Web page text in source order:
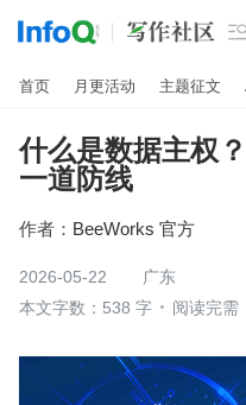
首页 月更活动 主题征文
什么是数据主权
一道防线
作者： BeeWorks 官方
2026-05-22
广东
本文字数：538 字
阅读完需